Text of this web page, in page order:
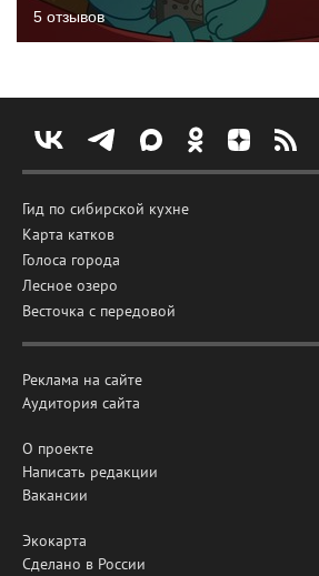
5 отзывов
Гид по сибирской кухне
Карта катков
Голоса города
Лесное озеро
Весточка с передовой
Реклама на сайте
Аудитория сайта
О проекте
Написать редакции
Вакансии
Экокарта
Сделано в России